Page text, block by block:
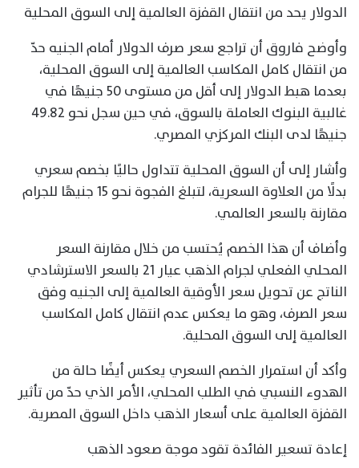
الدولار يحد من انتقال القفزة العالمية إلى السوق المحلية
وأوضح فاروق أن تراجع سعر صرف الدولار أمام الجنيه حدّ
من انتقال كامل المكاسب العالمية إلى السوق المحلية،
بعدما هبط الدولار إلى أقل من مستوى 50 جنيهًا في
غالبية البنوك العاملة بالسوق، في حين سجل نحو 49.82
جنيهًا لدى البنك المركزي المصري.
وأشار إلى أن السوق المحلية تتداول حاليًا بخصم سعري
بدلًا من العلاوة السعرية، لتبلغ الفجوة نحو 15 جنيهًا للجرام
مقارنة بالسعر العالمي.
وأضاف أن هذا الخصم يُحتسب من خلال مقارنة السعر
المحلي الفعلي لجرام الذهب عيار 21 بالسعر الاسترشادي
الناتج عن تحويل سعر الأوقية العالمية إلى الجنيه وفق
سعر الصرف، وهو ما يعكس عدم انتقال كامل المكاسب
العالمية إلى السوق المحلية.
وأكد أن استمرار الخصم السعري يعكس أيضًا حالة من
الهدوء النسبي في الطلب المحلي، الأمر الذي حدّ من تأثير
القفزة العالمية على أسعار الذهب داخل السوق المصرية.
إعادة تسعير الفائدة تقود موجة صعود الذهب